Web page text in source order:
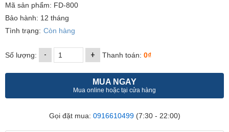
Mã sản phẩm: FD-800
Bảo hành: 12 tháng
Tình trạng: Còn hàng
Số lượng: - + Thanh toán: 0₫
MUA NGAY
Mua online hoặc tại cửa hàng
Gọi đặt mua: 0916610499(7:30 - 22:00)